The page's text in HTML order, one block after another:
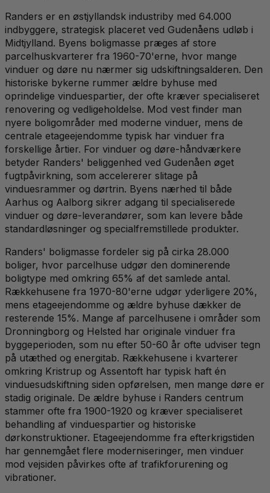
Randers er en østjyllandsk industriby med 64.000
indbyggere, strategisk placeret ved Gudenåens udløb i
Midtjylland. Byens boligmasse præges af store
parcelhuskvarterer fra 1960-70'erne, hvor mange
vinduer og døre nu nærmer sig udskiftningsalderen. Den
historiske bykerne rummer ældre byhuse med
oprindelige vinduespartier, der ofte kræver specialiseret
renovering og vedligeholdelse. Mod vest finder man
nyere boligområder med moderne vinduer, mens de
centrale etageejendomme typisk har vinduer fra
forskellige årtier. For vinduer og døre-håndværkere
betyder Randers' beliggenhed ved Gudenåen øget
fugtpåvirkning, som accelererer slitage på
vinduesrammer og dørtrin. Byens nærhed til både
Aarhus og Aalborg sikrer adgang til specialiserede
vinduer og døre-leverandører, som kan levere både
standardløsninger og specialfremstillede produkter.
Randers' boligmasse fordeler sig på cirka 28.000
boliger, hvor parcelhuse udgør den dominerende
boligtype med omkring 65% af det samlede antal.
Rækkehusene fra 1970-80'erne udgør yderligere 20%,
mens etageejendomme og ældre byhuse dækker de
resterende 15%. Mange af parcelhusene i områder som
Dronningborg og Helsted har originale vinduer fra
byggeperioden, som nu efter 50-60 år ofte udviser tegn
på utæthed og energitab. Rækkehusene i kvarterer
omkring Kristrup og Assentoft har typisk haft én
vinduesudskiftning siden opførelsen, men mange døre er
stadig originale. De ældre byhuse i Randers centrum
stammer ofte fra 1900-1920 og kræver specialiseret
behandling af vinduespartier og historiske
dørkonstruktioner. Etageejendomme fra efterkrigstiden
har gennemgået flere moderniseringer, men vinduer
mod vejsiden påvirkes ofte af trafikforurening og
vibrationer.